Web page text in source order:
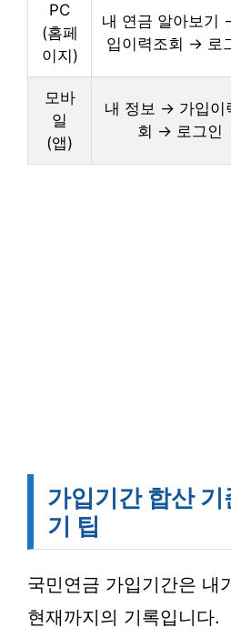
PC
(홈페
이지)
내 연금 알아보기
입이력조회 → 로
모바
일
(앱)
내 정보 → 가입이
회 → 로그인
가입기간 합산
기 팁
국민연금 가입기간은 내
현재까지의 기록입니다.